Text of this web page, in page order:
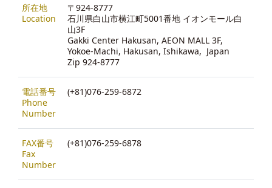
所在地
Location
〒924-8777
石川県白山市横江町5001番地 イオンモール白
山3F
Gakki Center Hakusan, AEON MALL 3F,
Yokoe-Machi, Hakusan, Ishikawa, Japan
Zip 924-8777
電話番号
Phone
Number
(+81)076-259-6872
FAX番号
Fax
Number
(+81)076-259-6878